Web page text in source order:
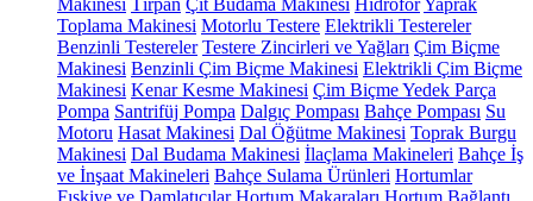
Makinesi Tırpan Çit Budama Makinesi HidroforYaprak
Toplama Makinesi Motorlu Testere Elektrikli Testereler
Benzinli Testereler Testere Zincirleri ve Yağları Çim Biçme
Makinesi Benzinli Çim Biçme Makinesi Elektrikli Çim Biçme
Makinesi Kenar Kesme Makinesi Çim Biçme Yedek Parça
Pompa Santrifüj Pompa Dalgıç Pompası Bahçe Pompası Su
Motoru Hasat Makinesi Dal Öğütme Makinesi Toprak Burgu
Makinesi Dal Budama Makinesi İlaçlama Makineleri Bahçe İş
ve İnşaat Makineleri Bahçe Sulama Ürünleri Hortumlar
Fıskiye ve Damlatıcılar Hortum Makaraları Hortum Bağlantı